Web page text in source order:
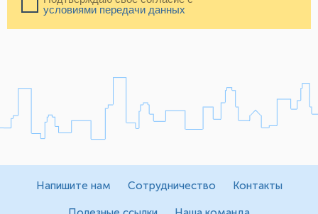
условиями передачи данных
Напишите нам Сотрудничество Контакты